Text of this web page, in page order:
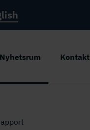
Nyhetsrum Kontakt